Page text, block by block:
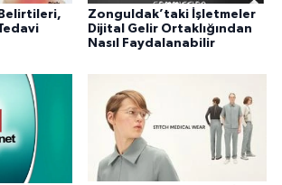
Belirtileri,
Zonguldak’taki İşletmeler
Dijital Gelir Ortaklığından
Nasıl Faydalanabilir